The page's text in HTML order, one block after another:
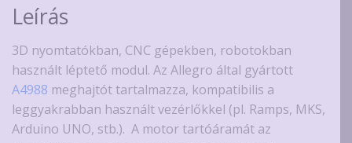
Leírás
3D nyomtatókban, CNC gépekben, robotokban
használt léptető modul. Az Allegro által gyártott
A4988 meghajtót tartalmazza, kompatibilis a
leggyakrabban használt vezérlőkkel (pl. Ramps, MKS,
Arduino UNO, stb.). A motor tartóáramát az